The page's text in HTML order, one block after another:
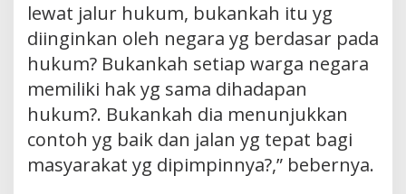
lewat jalur hukum, bukankah itu yg
diinginkan oleh negara yg berdasar pada
hukum? Bukankah setiap warga negara
memiliki hak yg sama dihadapan
hukum?. Bukankah dia menunjukkan
contoh yg baik dan jalan yg tepat bagi
masyarakat yg dipimpinnya?,” bebernya.